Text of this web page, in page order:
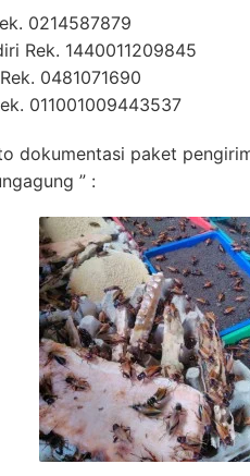
0214587879
Rek. 1440011209845
0481071690
011001009443537
dokumentasi paket
” :